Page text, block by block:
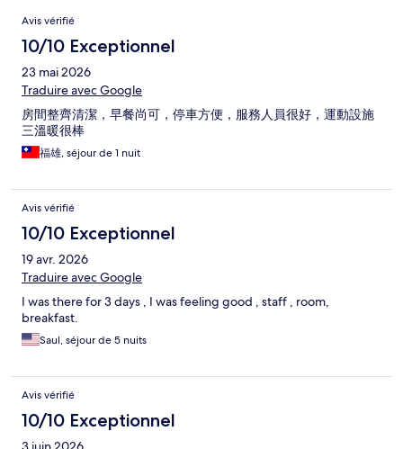
Avis
Avis vérifié
10/10 Exceptionnel
23 mai 2026
Traduire avec Google
房間整齊清潔，早餐尚可，停車方便，服務人員很好，運動設施
三溫暖很棒
福雄, séjour de 1 nuit
Avis vérifié
10/10 Exceptionnel
19 avr. 2026
Traduire avec Google
I was there for 3 days , I was feeling good , staff , room,
breakfast.
Saul, séjour de 5 nuits
Avis vérifié
10/10 Exceptionnel